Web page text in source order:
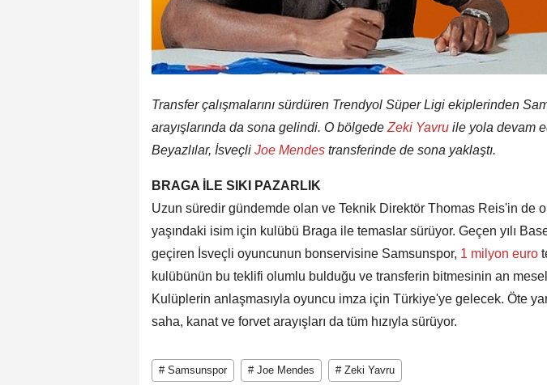
Transfer çalışmalarını sürdüren Trendyol Süper Ligi ekiplerinden
arayışlarında da sona gelindi. O bölgede Zeki Yavru ile yola devam
Beyazlılar, İsveçli Joe Mendes transferinde de sona yaklaştı.
BRAGA İLE SIKI PAZARLIK
Uzun süredir gündemde olan ve Teknik Direktör Thomas Reis'in de
yaşındaki isim için kulübü Braga ile temaslar sürüyor. Geçen yılı
geçiren İsveçli oyuncunun bonservisine Samsunspor, 1 milyon euro
kulübünün bu teklifi olumlu bulduğu ve transferin bitmesinin an
Kulüplerin anlaşmasıyla oyuncu imza için Türkiye'ye gelecek. Öte
saha, kanat ve forvet arayışları da tüm hızıyla sürüyor.
# Samsunspor # Joe Mendes # Zeki Yavru